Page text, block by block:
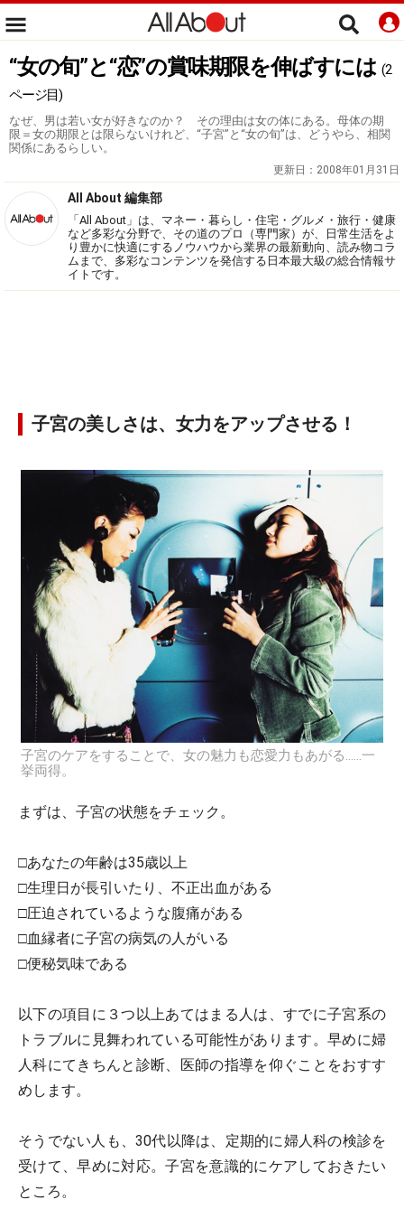
“女の旬”と“恋”の賞味期限を伸ばすには (2
ページ目)
なぜ、男は若い女が好きなのか？ その理由は女の体にある。母体の期
限＝女の期限とは限らないけれど、“子宮”と“女の旬”は、どうやら、相関
関係にあるらしい。
更新日： 2008年01月31日
All About 編集部
「All About」は、マネー・暮らし・住宅・グルメ・旅行・健康
など多彩な分野で、その道のプロ（専門家）が、日常生活をよ
り豊かに快適にするノウハウから業界の最新動向、読み物コラ
ムまで、多彩なコンテンツを発信する日本最大級の総合情報サ
イトです。
子宮の美しさは、女力をアップさせる！
子宮のケアをすることで、女の魅力も恋愛力もあがる……一
挙両得。
まずは、子宮の状態をチェック。
□あなたの年齢は35歳以上
□生理日が長引いたり、不正出血がある
□圧迫されているような腹痛がある
□血縁者に子宮の病気の人がいる
□便秘気味である
以下の項目に３つ以上あてはまる人は、すでに子宮系の
トラブルに見舞われている可能性があります。早めに婦
人科にてきちんと診断、医師の指導を仰ぐことをおすす
めします。
そうでない人も、30代以降は、定期的に婦人科の検診を
受けて、早めに対応。子宮を意識的にケアしておきたい
ところ。